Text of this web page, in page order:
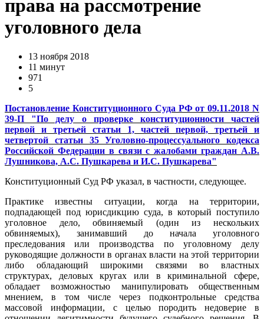
права на рассмотрение
уголовного дела
13 ноября 2018
11 минут
971
5
Постановление Конституционного Суда РФ от 09.11.2018 N
39-П "По делу о проверке конституционности частей
первой и третьей статьи 1, частей первой, третьей и
четвертой статьи 35 Уголовно-процессуального кодекса
Российской Федерации в связи с жалобами граждан А.В.
Лушникова, А.С. Пушкарева и И.С. Пушкарева"
Конституционный Суд РФ указал, в частности, следующее.
Практике известны ситуации, когда на территории,
подпадающей под юрисдикцию суда, в который поступило
уголовное дело, обвиняемый (один из нескольких
обвиняемых), занимавший до начала уголовного
преследования или производства по уголовному делу
руководящие должности в органах власти на этой территории
либо обладающий широкими связями во властных
структурах, деловых кругах или в криминальной сфере,
обладает возможностью манипулировать общественным
мнением, в том числе через подконтрольные средства
массовой информации, с целью породить недоверие в